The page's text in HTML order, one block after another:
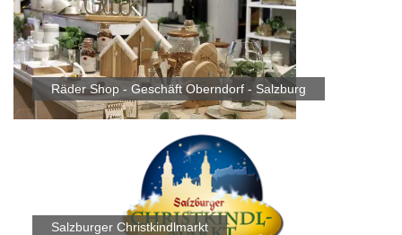
Räder Shop - Geschäft Oberndorf - Salzburg
Salzburger Christkindlmarkt